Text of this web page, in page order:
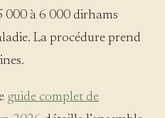
000 à 6 000 dirhams
La procédure prend
guide complet de